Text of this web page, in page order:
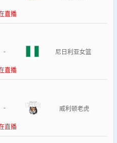
直播
- 尼日利亚女篮
直播
- 威利顿老虎
直播